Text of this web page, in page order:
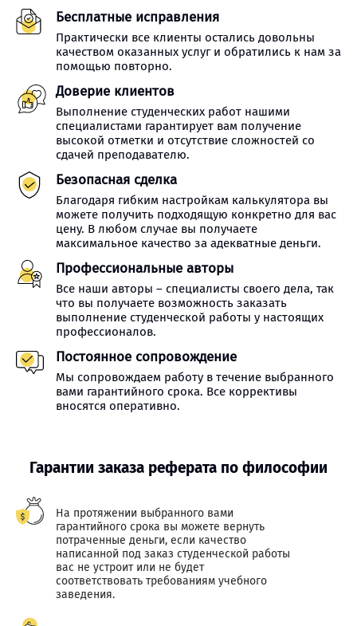
Бесплатные исправления
Практически все клиенты остались довольны
качеством оказанных услуг и обратились к нам за
помощью повторно.
Доверие клиентов
Выполнение студенческих работ нашими
специалистами гарантирует вам получение
высокой отметки и отсутствие сложностей со
сдачей преподавателю.
Безопасная сделка
Благодаря гибким настройкам калькулятора вы
можете получить подходящую конкретно для вас
цену. В любом случае вы получаете
максимальное качество за адекватные деньги.
Профессиональные авторы
Все наши авторы – специалисты своего дела, так
что вы получаете возможность заказать
выполнение студенческой работы у настоящих
профессионалов.
Постоянное сопровождение
Мы сопровождаем работу в течение выбранного
вами гарантийного срока. Все коррективы
вносятся оперативно.
Гарантии заказа реферата по философии
На протяжении выбранного вами
гарантийного срока вы можете вернуть
потраченные деньги, если качество
написанной под заказ студенческой работы
вас не устроит или не будет
соответствовать требованиям учебного
заведения.